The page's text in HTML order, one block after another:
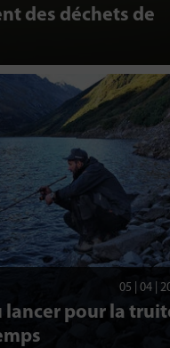
des déchets de
05 | 04 |
lancer pour la